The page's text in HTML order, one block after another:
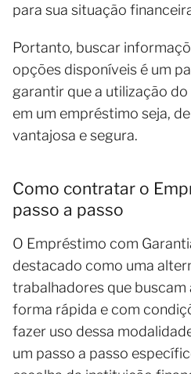
para sua situação
Portanto, buscar
opções disponíveis é um
garantir que a utilização
em um empréstimo seja,
vantajosa e segura.
Como contratar o
passo a passo
O Empréstimo com
destacado como uma
trabalhadores que
forma rápida e com
fazer uso dessa
um passo a passo